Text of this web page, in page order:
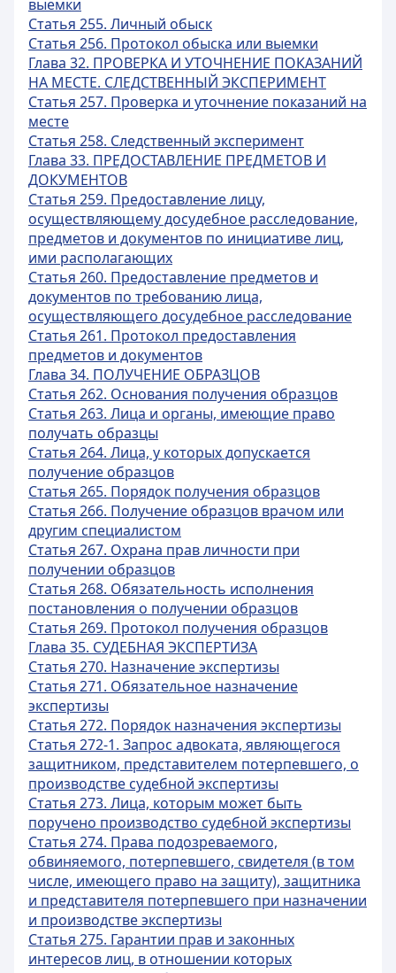
выемки
Статья 255. Личный обыск
Статья 256. Протокол обыска или выемки
Глава 32. ПРОВЕРКА И УТОЧНЕНИЕ ПОКАЗАНИЙ
НА МЕСТЕ. СЛЕДСТВЕННЫЙ ЭКСПЕРИМЕНТ
Статья 257. Проверка и уточнение показаний на
месте
Статья 258. Следственный эксперимент
Глава 33. ПРЕДОСТАВЛЕНИЕ ПРЕДМЕТОВ И
ДОКУМЕНТОВ
Статья 259. Предоставление лицу,
осуществляющему досудебное расследование,
предметов и документов по инициативе лиц,
ими располагающих
Статья 260. Предоставление предметов и
документов по требованию лица,
осуществляющего досудебное расследование
Статья 261. Протокол предоставления
предметов и документов
Глава 34. ПОЛУЧЕНИЕ ОБРАЗЦОВ
Статья 262. Основания получения образцов
Статья 263. Лица и органы, имеющие право
получать образцы
Статья 264. Лица, у которых допускается
получение образцов
Статья 265. Порядок получения образцов
Статья 266. Получение образцов врачом или
другим специалистом
Статья 267. Охрана прав личности при
получении образцов
Статья 268. Обязательность исполнения
постановления о получении образцов
Статья 269. Протокол получения образцов
Глава 35. СУДЕБНАЯ ЭКСПЕРТИЗА
Статья 270. Назначение экспертизы
Статья 271. Обязательное назначение
экспертизы
Статья 272. Порядок назначения экспертизы
Статья 272-1. Запрос адвоката, являющегося
защитником, представителем потерпевшего, о
производстве судебной экспертизы
Статья 273. Лица, которым может быть
поручено производство судебной экспертизы
Статья 274. Права подозреваемого,
обвиняемого, потерпевшего, свидетеля (в том
числе, имеющего право на защиту), защитника
и представителя потерпевшего при назначении
и производстве экспертизы
Статья 275. Гарантии прав и законных
интересов лиц, в отношении которых